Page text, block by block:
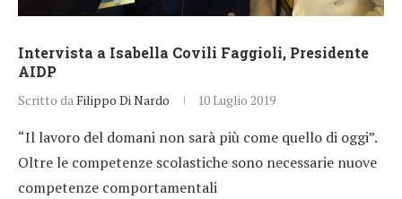
Intervista a Isabella Covili Faggioli, Presidente
AIDP
Scritto daFilippo Di Nardo 10 Luglio 2019
“Il lavoro del domani non sarà più come quello di oggi”.
Oltre le competenze scolastiche sono necessarie nuove
competenze comportamentali